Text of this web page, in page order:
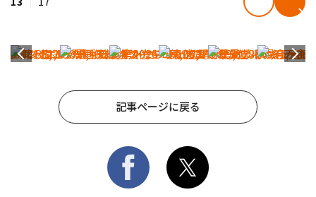
記事ページに戻る